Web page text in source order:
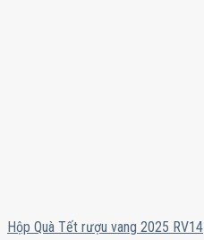
Hộp Quà Tết rượu vang 2025 RV14